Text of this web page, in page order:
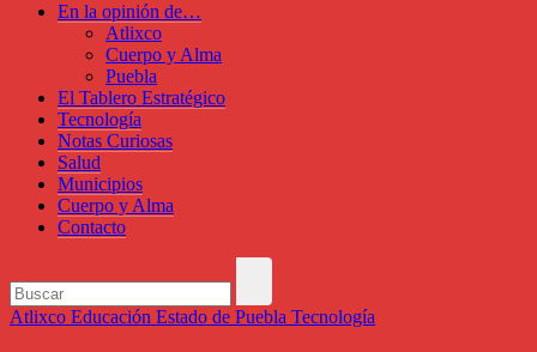
En la opinión de…
Atlixco
Cuerpo y Alma
Puebla
El Tablero Estratégico
Tecnología
Notas Curiosas
Salud
Municipios
Cuerpo y Alma
Contacto
Atlixco Educación Estado de Puebla Tecnología